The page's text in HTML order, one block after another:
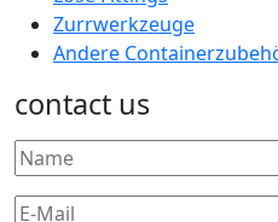
Zurrwerkzeuge
Andere
contact us